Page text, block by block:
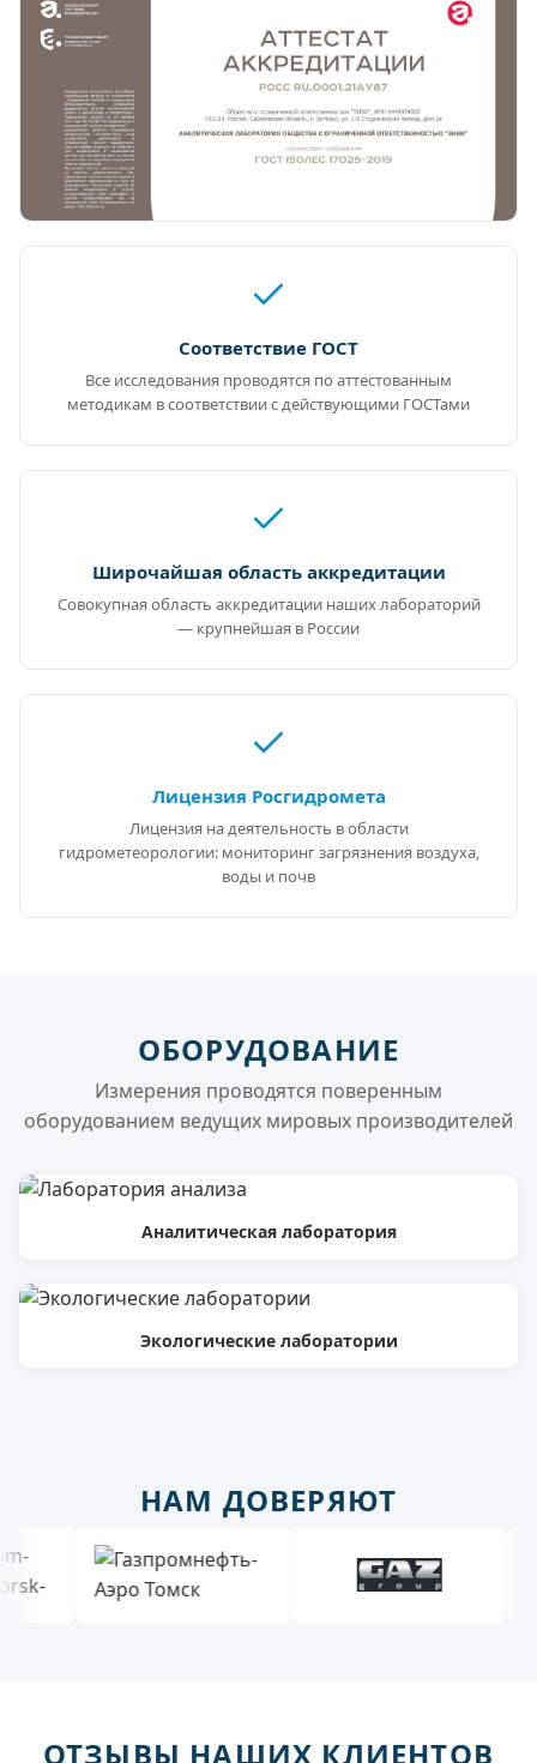
Соответствие ГОСТ
Все исследования проводятся по аттестованным
методикам в соответствии с действующими ГОСТами
Широчайшая область аккредитации
Совокупная область аккредитации наших лабораторий
— крупнейшая в России
Лицензия Росгидромета
Лицензия на деятельность в области
гидрометеорологии: мониторинг загрязнения воздуха,
воды и почв
ОБОРУДОВАНИЕ
Измерения проводятся поверенным
оборудованием ведущих мировых производителей
Аналитическая лаборатория
Экологические лаборатории
НАМ ДОВЕРЯЮТ
ОТЗЫВЫ НАШИХ КЛИЕНТОВ